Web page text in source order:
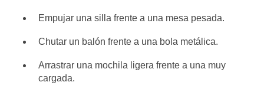
Empujar una silla frente a una mesa pesada.
Chutar un balón frente a una bola metálica.
Arrastrar una mochila ligera frente a una muy
cargada.